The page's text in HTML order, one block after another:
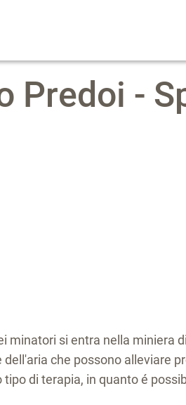
Predoi -
minatori si entra nella miniera
che possono alleviare
di terapia, in quanto é